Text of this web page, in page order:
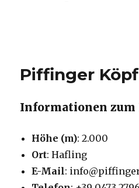
Piffinger
Informationen
Höhe (m): 2.000
Ort: Hafling
E-Mail: